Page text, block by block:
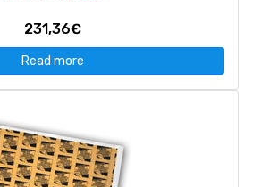
231,36€
Read more